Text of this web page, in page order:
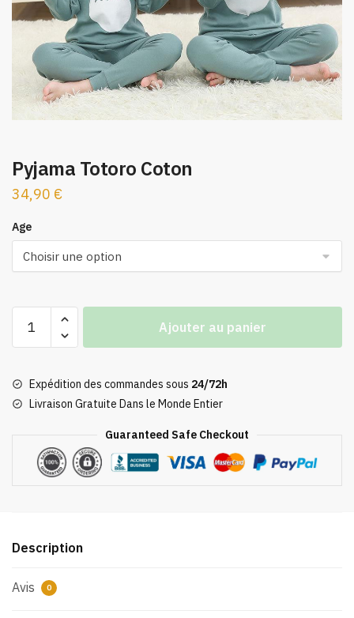
Pyjama Totoro Coton
34,90 €
Age
Coton
Ajouter au panier
Expédition des commandes sous 24/72h
Livraison Gratuite Dans le Monde Entier
Guaranteed Safe Checkout
Description
Avis 0